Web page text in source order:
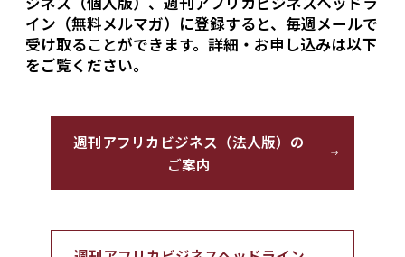
イン（無料メルマガ）に登録すると、毎週メールで
受け取ることができます。詳細・お申し込みは以下
をご覧ください。
週刊アフリカビジネス（法人版）の
ご案内